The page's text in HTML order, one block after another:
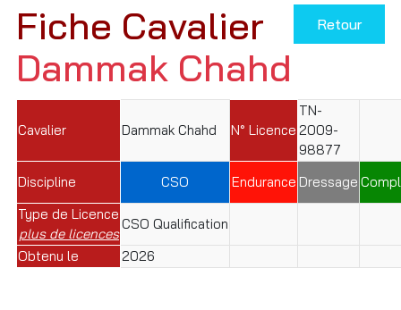
Retour
Fiche Cavalier
Dammak Chahd
Cavalier Dammak Chahd N° Licence
TN-
2009-
98877
Discipline
CSO Endurance Dressage
Type de Licence
plus de licences
CSO Qualification
Obtenu le
2026